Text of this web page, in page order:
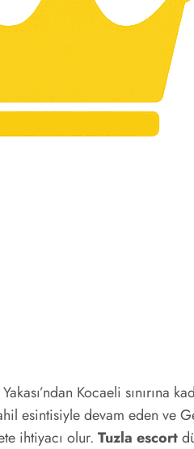
Kocaeli
esintisiyle devam eden
ihtiyacı olur. Tuzla escort